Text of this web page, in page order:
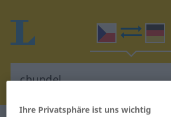
Ihre Privatsphäre ist uns wichtig